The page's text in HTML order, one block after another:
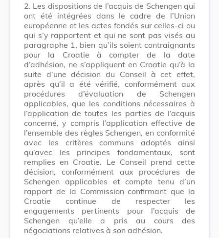
2. Les dispositions de l’acquis de Schengen qui
ont été intégrées dans le cadre de l’Union
européenne et les actes fondés sur celles-ci ou
qui s’y rapportent et qui ne sont pas visés au
paragraphe 1, bien qu’ils soient contraignants
pour la Croatie à compter de la date
d’adhésion, ne s’appliquent en Croatie qu’à la
suite d’une décision du Conseil à cet effet,
après qu’il a été vérifié, conformément aux
procédures d’évaluation de Schengen
applicables, que les conditions nécessaires à
l’application de toutes les parties de l’acquis
concerné, y compris l’application effective de
l’ensemble des règles Schengen, en conformité
avec les critères communs adoptés ainsi
qu’avec les principes fondamentaux, sont
remplies en Croatie. Le Conseil prend cette
décision, conformément aux procédures de
Schengen applicables et compte tenu d’un
rapport de la Commission confirmant que la
Croatie continue de respecter les
engagements pertinents pour l’acquis de
Schengen qu’elle a pris au cours des
négociations relatives à son adhésion.